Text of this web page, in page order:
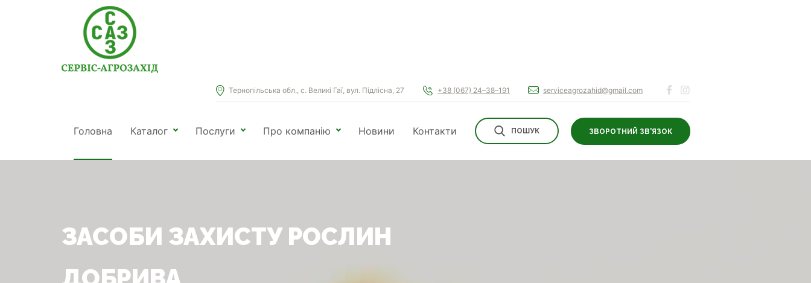
Головна Каталог Послуги Про компанію Новини Контакти ПОШУК ЗВОРОТНИЙ ЗВ'ЯЗОК
Тернопільська обл., с. Великі Гаї, вул. Підлісна, 27 +38 (067) 24–38–191 serviceagrozahid@gmail.com
ЗАСОБИ ЗАХИСТУ РОСЛИН